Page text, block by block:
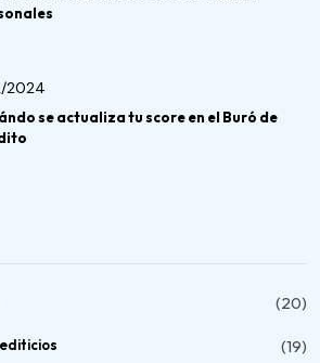
2024
se actualiza tu score en el Buró de
(20)
(19)